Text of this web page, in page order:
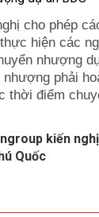
cho phép
hiện các
nhượng
phải
thời điểm
kiến
Quốc